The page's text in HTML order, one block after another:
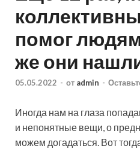
помог
же они
05.05.2022 - от admin -
Иногда нам на глаза
и непонятные вещи, о
можем догадаться. Вот